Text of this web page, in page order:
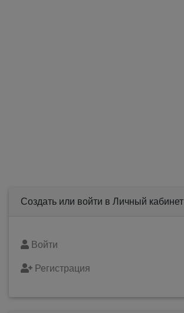
Создать или войти в Личный кабинет
Войти
Регистрация